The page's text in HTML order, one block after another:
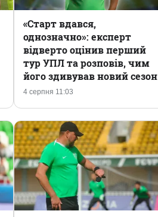
4 серпня 11:03
«Старт вдався,
однозначно»: експерт
відверто оцінив перший
тур УПЛ та розповів, чим
його здивував новий сезон